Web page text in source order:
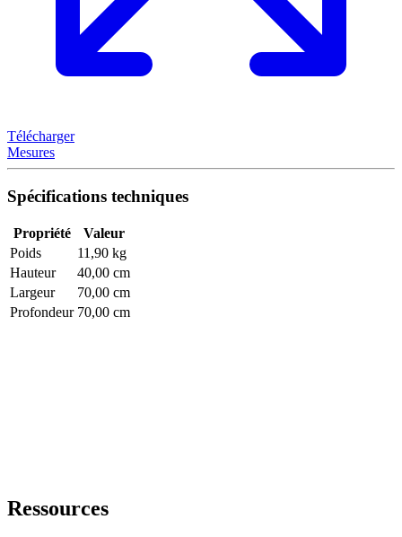
Télécharger
Mesures
Spécifications techniques
Propriété
Valeur
Poids
11,90 kg
Hauteur
40,00 cm
Largeur
70,00 cm
Profondeur 70,00 cm
Ressources